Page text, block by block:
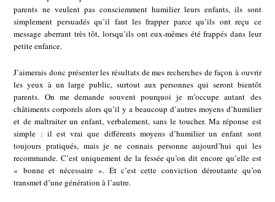
parents ne veulent pas consciemment humilier leurs enfants, ils sont
simplement persuadés qu’il faut les frapper parce qu’ils ont reçu ce
message aberrant très tôt, lorsqu’ils ont eux-mêmes été frappés dans leur
petite enfance.
J’aimerais donc présenter les résultats de mes recherches de façon à ouvrir
les yeux à un large public, surtout aux personnes qui seront bientôt
parents. On me demande souvent pourquoi je m’occupe autant des
châtiments corporels alors qu’il y a beaucoup d’autres moyens d’humilier
et de maltraiter un enfant, verbalement, sans le toucher. Ma réponse est
simple : il est vrai que différents moyens d’humilier un enfant sont
toujours pratiqués, mais je ne connais personne aujourd’hui qui les
recommande. C’est uniquement de la fessée qu’on dit encore qu’elle est
« bonne et nécessaire ». Et c’est cette conviction déroutante qu’on
transmet d’une génération à l’autre.